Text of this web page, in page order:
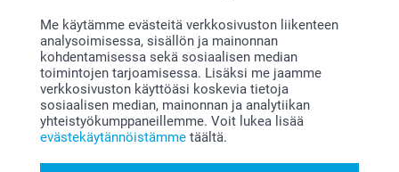
Me käytämme evästeitä verkkosivuston liikenteen
analysoimisessa, sisällön ja mainonnan
kohdentamisessa sekä sosiaalisen median
toimintojen tarjoamisessa. Lisäksi me jaamme
verkkosivuston käyttöäsi koskevia tietoja
sosiaalisen median, mainonnan ja analytiikan
yhteistyökumppaneillemme. Voit lukea lisää
evästekäytännöistämme täältä.
Bonusta kaikista tilauksista